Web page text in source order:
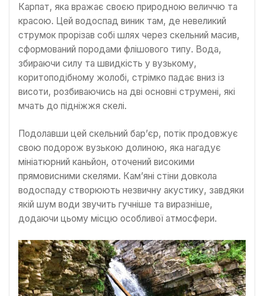
Карпат, яка вражає своєю природною величчю та
красою. Цей водоспад виник там, де невеликий
струмок прорізав собі шлях через скельний масив,
сформований породами флішового типу. Вода,
збираючи силу та швидкість у вузькому,
коритоподібному жолобі, стрімко падає вниз із
висоти, розбиваючись на дві основні струмені, які
мчать до підніжжя скелі.
Подолавши цей скельний бар’єр, потік продовжує
свою подорож вузькою долиною, яка нагадує
мініатюрний каньйон, оточений високими
прямовисними скелями. Кам’яні стіни довкола
водоспаду створюють незвичну акустику, завдяки
якій шум води звучить гучніше та виразніше,
додаючи цьому місцю особливої атмосфери.